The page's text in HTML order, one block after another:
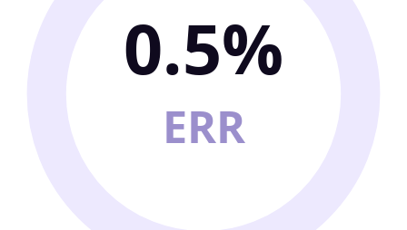
0.5%
ERR